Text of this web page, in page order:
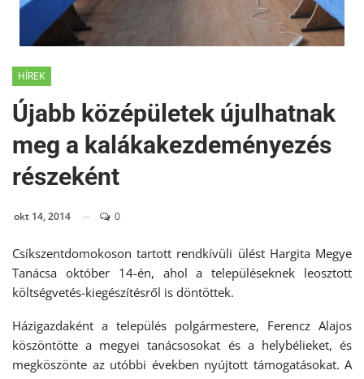
HÍREK
Újabb középületek újulhatnak
meg a kalákakezdeményezés
részeként
okt 14, 2014 0
Csíkszentdomokoson tartott rendkívüli ülést Hargita Megye
Tanácsa október 14-én, ahol a településeknek leosztott
költségvetés-kiegészítésről is döntöttek.
Házigazdaként a település polgármestere, Ferencz Alajos
köszöntötte a megyei tanácsosokat és a helybélieket, és
megköszönte az utóbbi években nyújtott támogatásokat. A